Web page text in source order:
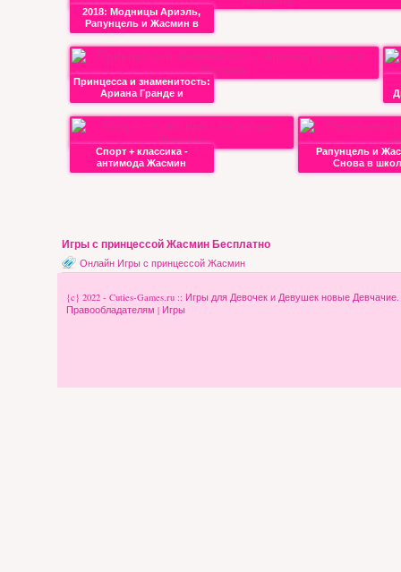
2018: Модницы Ариэль,
Рапунцель и Жасмин в
Принцесса и знаменитость:
Ариана Гранде и
Спорт + классика -
антимода Жасмин
Рапунцель и
Снова в
Игры с принцессой Жасмин Бесплатно
Онлайн Игры с принцессой Жасмин
{c} 2022 - Cuties-Games.ru :: Игры для Девочек и Девушек новые
Правообладателям | Игры